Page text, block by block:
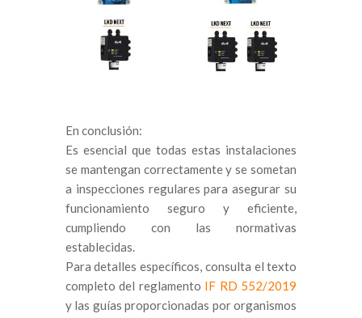
En conclusión:
Es esencial que todas estas instalaciones
se mantengan correctamente y se sometan
a inspecciones regulares para asegurar su
funcionamiento seguro y eficiente,
cumpliendo con las normativas
establecidas.
Para detalles específicos, consulta el texto
completo del reglamento IF RD 552/2019
y las guías proporcionadas por organismos